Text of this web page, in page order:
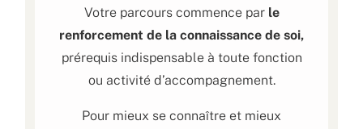
Votre parcours commence par le
renforcement de la connaissance de soi,
prérequis indispensable à toute fonction
ou activité d’accompagnement.
Pour mieux se connaître et mieux